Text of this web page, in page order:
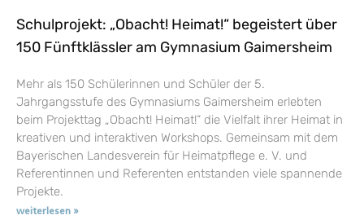
Schulprojekt: „Obacht! Heimat!“ begeistert über
150 Fünftklässler am Gymnasium Gaimersheim
Mehr als 150 Schülerinnen und Schüler der 5.
Jahrgangsstufe des Gymnasiums Gaimersheim erlebten
beim Projekttag „Obacht! Heimat!“ die Vielfalt ihrer Heimat in
kreativen und interaktiven Workshops. Gemeinsam mit dem
Bayerischen Landesverein für Heimatpflege e. V. und
Referentinnen und Referenten entstanden viele spannende
Projekte.
weiterlesen »